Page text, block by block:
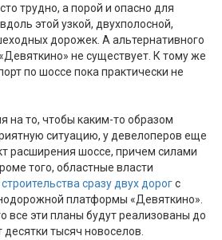
трудно, а порой и опасно для
этой узкой, двухполосной,
дорожек. А альтернативного
не существует. К тому же
по шоссе пока практически не
на то, чтобы каким-то образом
ситуацию, у девелоперов еще
расширения шоссе, причем силами
того, областные власти
сразу двух дорогс
платформы «Девяткино».
все эти планы будут реализованы до
десятки тысяч новоселов.